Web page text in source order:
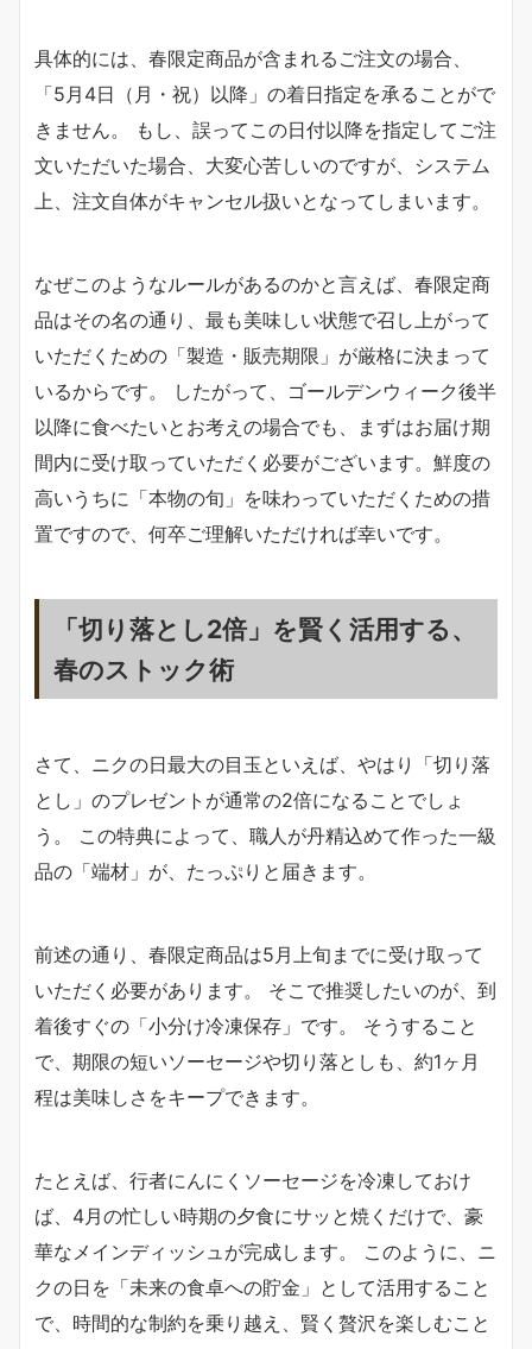
具体的には、春限定商品が含まれるご注文の場合、
「5月4日（月・祝）以降」の着日指定を承ることがで
きません。 もし、誤ってこの日付以降を指定してご注
文いただいた場合、大変心苦しいのですが、システム
上、注文自体がキャンセル扱いとなってしまいます。
なぜこのようなルールがあるのかと言えば、春限定商
品はその名の通り、最も美味しい状態で召し上がって
いただくための「製造・販売期限」が厳格に決まって
いるからです。 したがって、ゴールデンウィーク後半
以降に食べたいとお考えの場合でも、まずはお届け期
間内に受け取っていただく必要がございます。鮮度の
高いうちに「本物の旬」を味わっていただくための措
置ですので、何卒ご理解いただければ幸いです。
「切り落とし2倍」を賢く活用する、
春のストック術
さて、ニクの日最大の目玉といえば、やはり「切り落
とし」のプレゼントが通常の2倍になることでしょ
う。 この特典によって、職人が丹精込めて作った一級
品の「端材」が、たっぷりと届きます。
前述の通り、春限定商品は5月上旬までに受け取って
いただく必要があります。 そこで推奨したいのが、到
着後すぐの「小分け冷凍保存」です。 そうすること
で、期限の短いソーセージや切り落としも、約1ヶ月
程は美味しさをキープできます。
たとえば、行者にんにくソーセージを冷凍しておけ
ば、4月の忙しい時期の夕食にサッと焼くだけで、豪
華なメインディッシュが完成します。 このように、ニ
クの日を「未来の食卓への貯金」として活用すること
で、時間的な制約を乗り越え、賢く贅沢を楽しむこと